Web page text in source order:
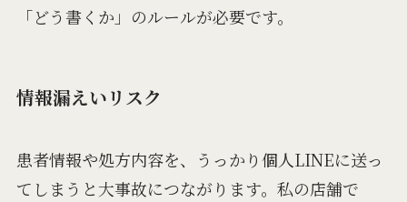
「どう書くか」のルールが必要です。
情報漏えいリスク
患者情報や処方内容を、うっかり個人LINEに送っ
てしまうと大事故につながります。私の店舗で